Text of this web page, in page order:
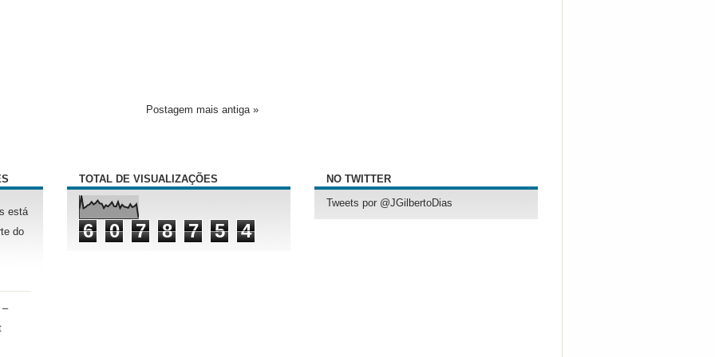
Postagem mais antiga »
está
do
–
TOTAL DE VISUALIZAÇÕES
6 0 7 8 7 5 4
NO TWITTER
Tweets por @JGilbertoDias